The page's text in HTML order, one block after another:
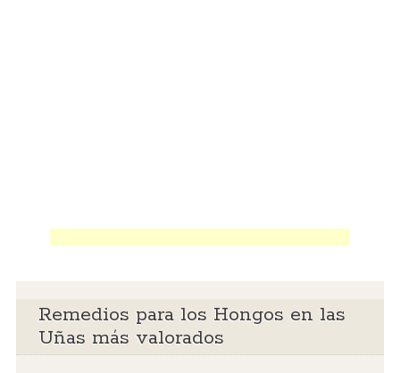
Remedios para los Hongos en las
Uñas más valorados